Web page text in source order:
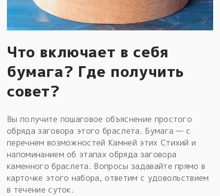
Что включает в себя
бумага? Где получить
совет?
Вы получите пошаговое объяснение простого
обряда заговора этого браслета. Бумага — с
перечнем возможностей Камней этих Стихий и
напоминанием об этапах обряда заговора
каменного браслета. Вопросы задавайте прямо в
карточке этого набора, ответим с удовольствием
в течение суток.